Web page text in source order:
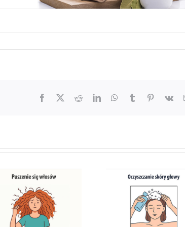
Facebook
X RedditLinkedInWhatsApp
TumblrPinterest
Vk